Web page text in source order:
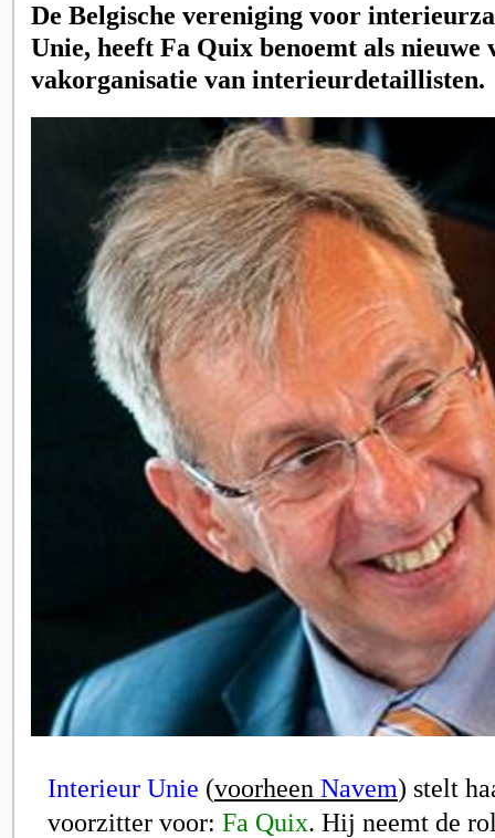
De Belgische vereniging voor
Unie, heeft Fa Quix benoemt als
vakorganisatie van interieurdetaillisten.
Interieur Unie (voorheen Navem) stelt
voorzitter voor: Fa Quix. Hij neemt de